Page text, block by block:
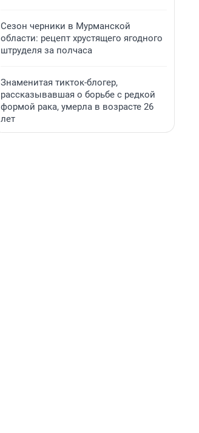
Сезон черники в Мурманской
области: рецепт хрустящего ягодного
штруделя за полчаса
Знаменитая тикток-блогер,
рассказывавшая о борьбе с редкой
формой рака, умерла в возрасте 26
лет